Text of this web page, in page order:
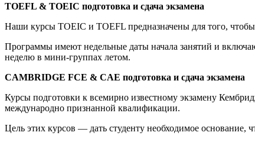
TOEFL & TOEIC подготовка и сдача экзамена
Наши курсы TOEIC и TOEFL предназначены для того,
Программы имеют недельные даты начала занятий и
неделю в мини-группах летом.
CAMBRIDGE FCE & CAE подготовка и сдача экзамена
Курсы подготовки к всемирно известному экзамену
международно признанной квалификации.
Цель этих курсов — дать студенту необходимое основание,